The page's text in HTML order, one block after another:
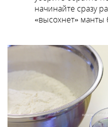
начинайте сразу
«высохнет» манты